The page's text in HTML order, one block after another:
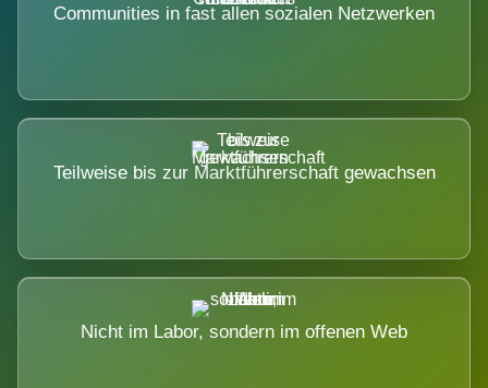
Communities in fast allen sozialen Netzwerken
Teilweise bis zur Marktführerschaft gewachsen
Nicht im Labor, sondern im offenen Web